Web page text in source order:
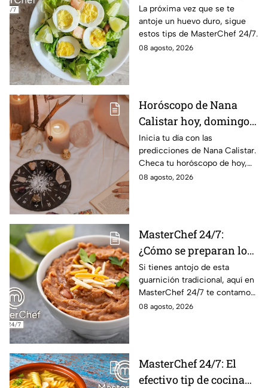
momento está listo un
huevo cocido
La próxima vez que se te
antoje un huevo duro, sigue
estos tips de MasterChef 24/7.
08 agosto, 2026
Horóscopo de Nana
Calistar hoy, domingo 9
de agosto: estos signos
tendrán ingresos extra
Inicia tu día con las
predicciones de Nana Calistar.
Checa tu horóscopo de hoy,
domingo 9 de agosto, y
08 agosto, 2026
MasterChef 24/7:
¿Cómo se preparan los
frijoles puercos estilo
Sonora?
Si tienes antojo de esta
guarnición tradicional, aquí en
MasterChef 24/7 te contamos
la receta.
08 agosto, 2026
MasterChef 24/7: El
efectivo tip de cocina